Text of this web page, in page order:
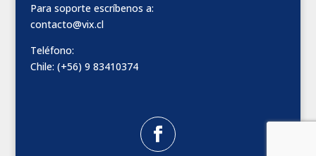
Para soporte escríbenos a:
contacto@vix.cl
Teléfono:
Chile: (+56) 9 83410374